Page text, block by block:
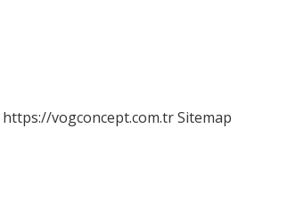
https://vogconcept.com.trSitemap